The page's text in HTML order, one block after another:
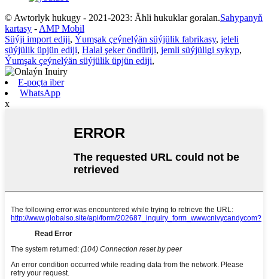
© Awtorlyk hukugy - 2021-2023: Ähli hukuklar goralan.Sahypanyň
kartasy - AMP Mobil
Süýji import ediji, Ýumşak çeýnelýän süýjülik fabrikasy, jeleli
süýjülik üpjün ediji, Halal şeker öndüriji, jemli süýjüligi sykyp,
Ýumşak çeýnelýän süýjülik üpjün ediji,
E-poçta iber
WhatsApp
x